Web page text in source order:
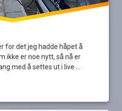
for det jeg hadde håpet å
ikke er noe nytt, så nå er
med å settes ut i live …